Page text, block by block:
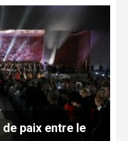
paix entre le